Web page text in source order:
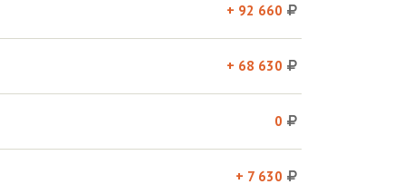
+ 92 660
+ 68 630
0
+ 7 630